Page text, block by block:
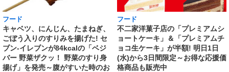
フード
キャベツ、にんじん、たまねぎ、
ごぼう入りのすりみを揚げた! セ
ブン‐イレブンが84kcalの「ベジ
バー 野菜ザクッ！ 野菜のすり身
揚げ」を発売～腹がすいた時のお
フード
不二家洋菓子店の「プレミアムシ
ョートケーキ」＆「プレミアムチ
ョコ生ケーキ」が半額! 明日1日
(水)から3日間限定～お得な応援価
格商品も販売中